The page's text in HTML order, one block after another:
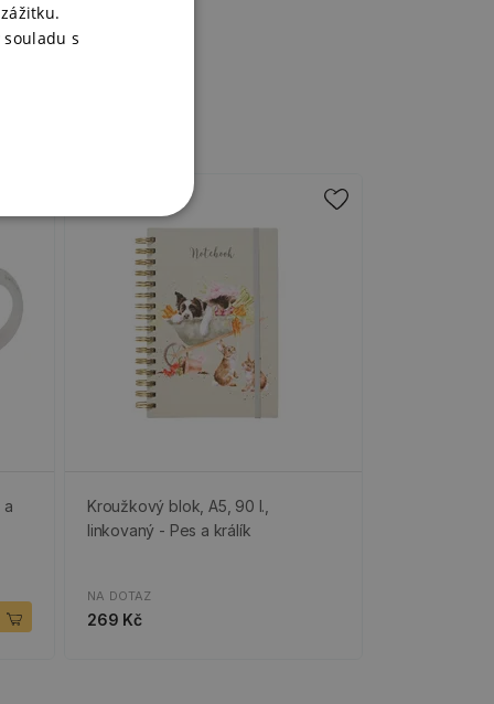
a
Kroužkový blok, A5, 90 l.,
linkovaný - Pes a králík
NA DOTAZ
269 Kč
souladu s